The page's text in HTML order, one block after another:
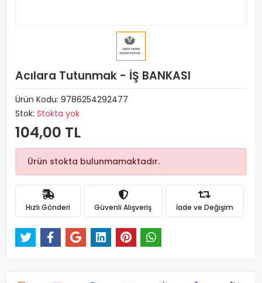
Acılara Tutunmak - İŞ BANKASI
Ürün Kodu: 9786254292477
Stok: Stokta yok
104,00 TL
Ürün stokta bulunmamaktadır.
Hızlı Gönderi Güvenli Alışveriş İade ve Değişim